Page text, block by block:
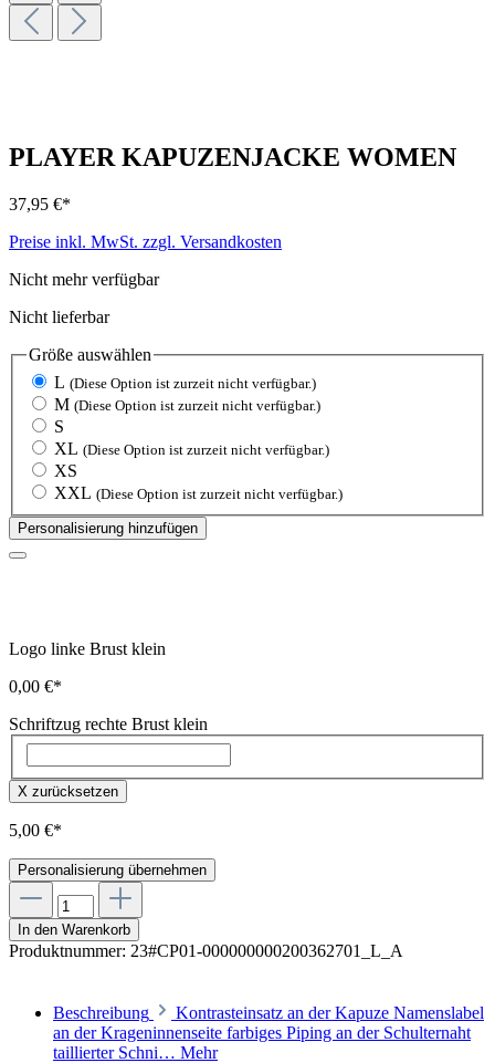
PLAYER KAPUZENJACKE WOMEN
37,95 €*
Preise inkl. MwSt. zzgl. Versandkosten
Nicht mehr verfügbar
Nicht lieferbar
Größe auswählen
L (Diese Option ist zurzeit nicht verfügbar.)
M (Diese Option ist zurzeit nicht verfügbar.)
S
XL (Diese Option ist zurzeit nicht verfügbar.)
XS
XXL (Diese Option ist zurzeit nicht verfügbar.)
Personalisierung hinzufügen
Logo linke Brust klein
0,00 €*
Schriftzug rechte Brust klein
X zurücksetzen
5,00 €*
Personalisierung übernehmen
In den Warenkorb
Produktnummer: 23#CP01-000000000200362701_L_A
Beschreibung
Kontrasteinsatz an der Kapuze Namenslabel
an der Krageninnenseite farbiges Piping an der Schulternaht
taillierter Schni… Mehr